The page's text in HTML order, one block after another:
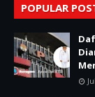
POPULAR